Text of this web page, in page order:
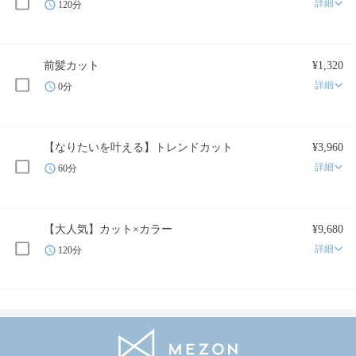
120分 詳細
前髪カット ¥1,320
0分 詳細
【なりたいを叶える】トレンドカット ¥3,960
60分 詳細
【大人気】カット×カラー ¥9,680
120分 詳細